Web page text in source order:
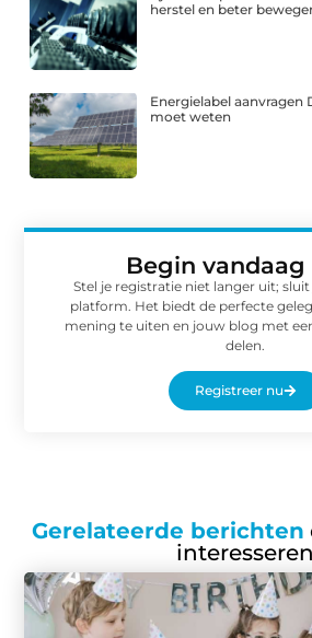
herstel en beter
Energielabel aanvragen
moet weten
Begin vandaag
Stel je registratie niet langer uit;
platform. Het biedt de perfecte
mening te uiten en jouw blog met
delen.
Registreer nu
Gerelateerde berichten
interesseren